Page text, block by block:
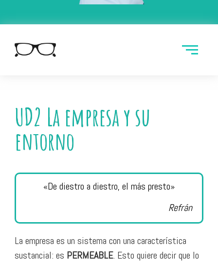
UD2 La empresa y su
entorno
«De diestro a diestro, el más presto»
Refrán
La empresa es un sistema con una característica
sustancial: es PERMEABLE. Esto quiere decir que lo